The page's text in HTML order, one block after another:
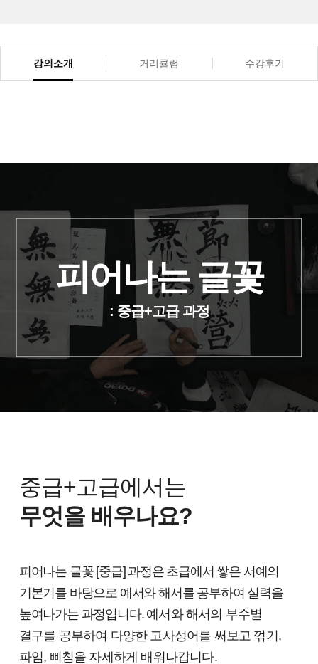
강의소개 커리큘럼 수강후기
피어나는 글꽃
: 중급+고급 과정
중급+고급에서는
무엇을 배우나요?
피어나는 글꽃 [중급] 과정은 초급에서 쌓은 서예의
기본기를 바탕으로 예서와 해서를 공부하여 실력을
높여나가는 과정입니다. 예서와 해서의 부수별
결구를 공부하여 다양한 고사성어를 써보고 꺾기,
파임, 삐침을 자세하게 배워나갑니다.